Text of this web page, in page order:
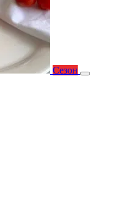
Сезон